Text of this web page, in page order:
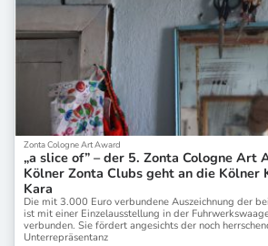
Zonta Cologne Art Award
„a slice of” – der 5. Zonta Cologne Art
Kölner Zonta Clubs geht an die Kölner
Kara
Die mit 3.000 Euro verbundene Auszeichnung der
ist mit einer Einzelausstellung in der
verbunden. Sie fördert angesichts der noch
Unterrepräsentanz